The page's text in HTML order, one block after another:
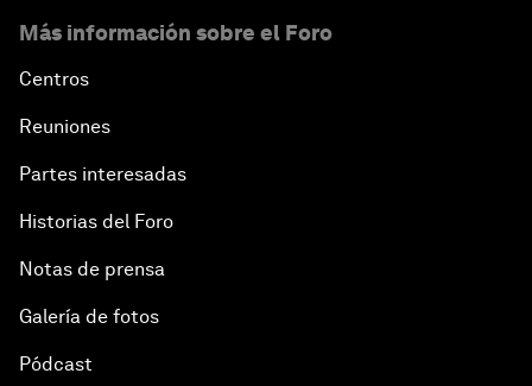
Más información sobre el Foro
Centros
Reuniones
Partes interesadas
Historias del Foro
Notas de prensa
Galería de fotos
Pódcast